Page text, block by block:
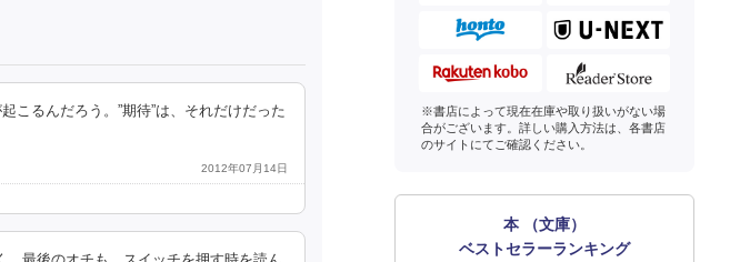
こるんだろう。”期待”は、それだけだった
2012年07月14日
※書店によって現在在庫や取り扱いがない場
合がございます。詳しい購入方法は、各書店
のサイトにてご確認ください。
本 （文庫）
ベストセラーランキング